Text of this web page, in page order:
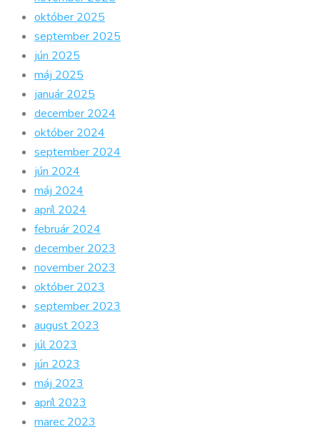
október 2025
september 2025
jún 2025
máj 2025
január 2025
december 2024
október 2024
september 2024
jún 2024
máj 2024
apríl 2024
február 2024
december 2023
november 2023
október 2023
september 2023
august 2023
júl 2023
jún 2023
máj 2023
apríl 2023
marec 2023